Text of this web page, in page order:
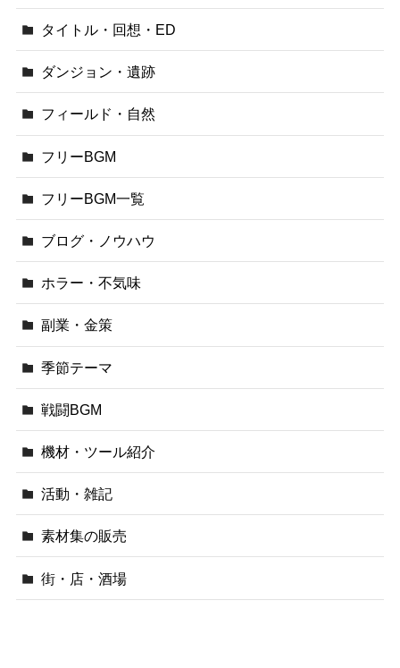
タイトル・回想・ED
ダンジョン・遺跡
フィールド・自然
フリーBGM
フリーBGM一覧
ブログ・ノウハウ
ホラー・不気味
副業・金策
季節テーマ
戦闘BGM
機材・ツール紹介
活動・雑記
素材集の販売
街・店・酒場